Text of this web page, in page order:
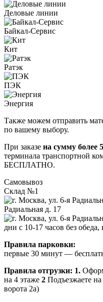
Деловые линии
Байкал-Сервис
Кит
Ратэк
ПЭК
Энергия
Также можем отправить
по вашему выбору.
При заказе на сумму более
терминала транспортной
БЕСПЛАТНО.
Самовывоз
Склад №1
Радиальная д. 17
дни с 10-17 часов без
Правила парковки:
первые 30 минут —
Правила отгрузки: 1.
на 4 этаже 2 Подъезжаете на
ворота 2а)